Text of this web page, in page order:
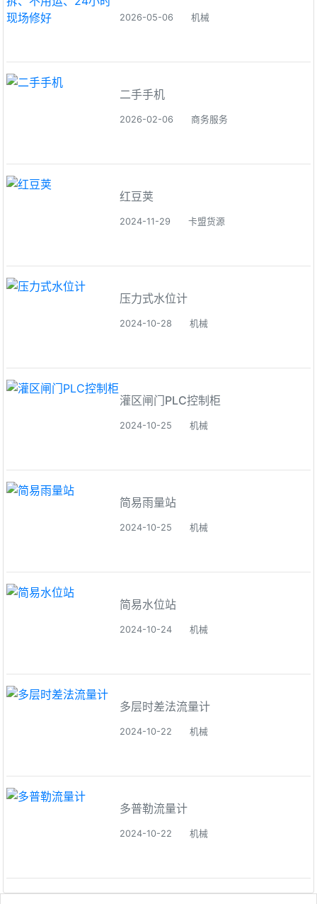
2026-05-06 机械
二手手机
2026-02-06 商务服务
红豆荚
2024-11-29 卡盟货源
压力式水位计
2024-10-28 机械
灌区闸门PLC控制柜
2024-10-25 机械
简易雨量站
2024-10-25 机械
简易水位站
2024-10-24 机械
多层时差法流量计
2024-10-22 机械
多普勒流量计
2024-10-22 机械